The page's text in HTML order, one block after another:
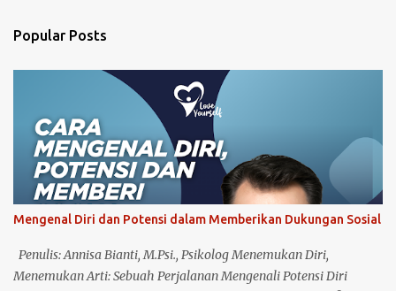
t
s
Popular Posts
Mengenal Diri dan Potensi dalam Memberikan Dukungan Sosial
Penulis: Annisa Bianti, M.Psi., Psikolog Menemukan Diri,
Menemukan Arti: Sebuah Perjalanan Mengenali Potensi Diri